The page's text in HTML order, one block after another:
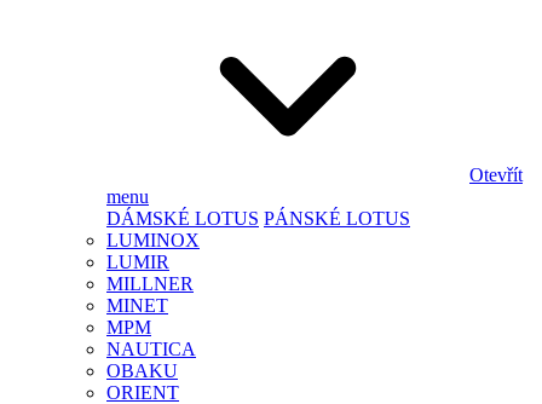
Otevřít
menu
DÁMSKÉ LOTUS PÁNSKÉ LOTUS
LUMINOX
LUMIR
MILLNER
MINET
MPM
NAUTICA
OBAKU
ORIENT